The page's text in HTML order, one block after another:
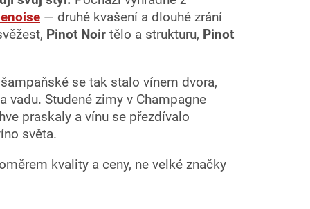
— druhé kvašení a dlouhé zrání
Pinot Noir tělo a strukturu, Pinot
se tak stalo vínem dvora,
vadu. Studené zimy v Champagne
praskaly a vínu se přezdívalo
světa.
kvality a ceny, ne velké značky